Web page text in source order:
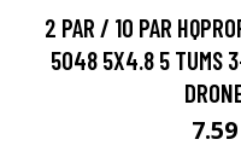
2 PAR / 10 PAR
5048 5X4.8 5 TUMS